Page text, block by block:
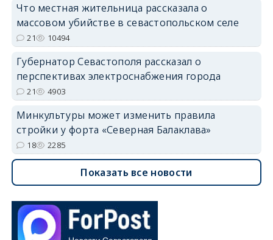
Что местная жительница рассказала о
массовом убийстве в севастопольском селе
21 10494
Губернатор Севастополя рассказал о
перспективах электроснабжения города
21 4903
Минкультуры может изменить правила
стройки у форта «Северная Балаклава»
18 2285
Показать все новости